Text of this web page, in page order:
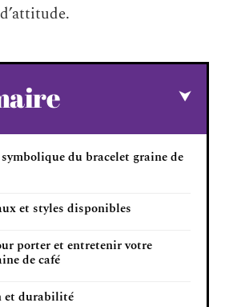
du bracelet graine de
et styles disponibles
porter et entretenir votre
de café
et durabilité